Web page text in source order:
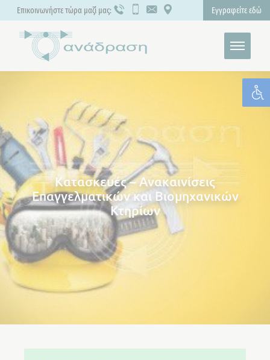
Επικοινωνήστε τώρα μαζί μας: Εγγραφείτε εδώ
Κατασκευές – Ανακαινίσεις
Επαγγελματικών και Βιομηχανικών
Κτηρίων